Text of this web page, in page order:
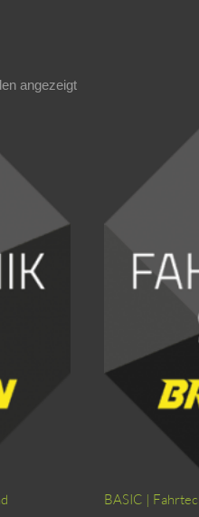
angezeigt
BASIC |